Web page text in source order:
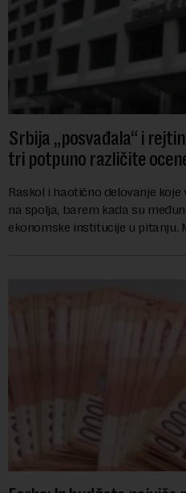
Srbija „posvađala“ i
tri potpuno različite
Raskol i haotično delovanje
na spolja, barem kada su
ekonomske institucije u pitanju.